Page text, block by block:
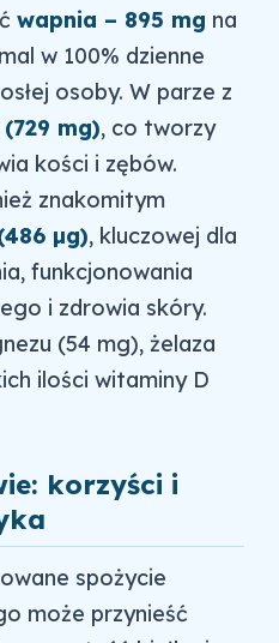
wapnia – 895 mg na
w 100% dzienne
osoby. W parze z
mg), co tworzy
kości i zębów.
znakomitym
µg), kluczowej dla
funkcjonowania
i zdrowia skóry.
(54 mg), żelaza
ilości witaminy D
korzyści i
spożycie
może przynieść